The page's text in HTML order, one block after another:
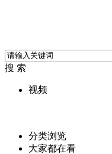
搜 索
视频
分类浏览
大家都在看